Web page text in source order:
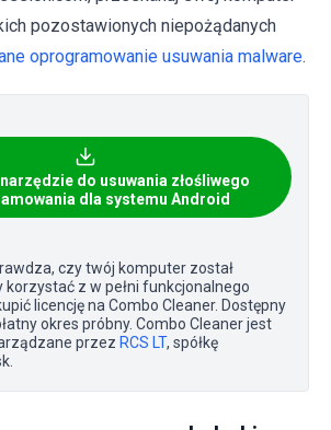
pozostawionych niepożądanych
oprogramowanie usuwania malware.
narzędzie do usuwania złośliwego
dla systemu Android
czy twój komputer został
korzystać z w pełni funkcjonalnego
licencję na Combo Cleaner. Dostępny
okres próbny. Combo Cleaner jest
przez RCS LT, spółkę